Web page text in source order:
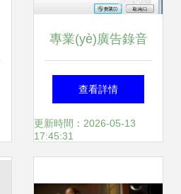
專業(yè)廣告錄音
制作 打造品牌聲音
的關(guān)鍵步驟
查看詳情
更新時間：2026-05-13
17:45:31